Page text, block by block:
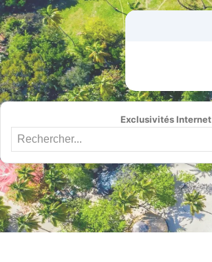
Exclusivités Internet